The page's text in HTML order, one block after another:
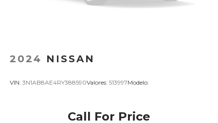
2024 NISSAN
VIN: 3N1AB8AE4RY388590Valores: 513997Modelo:
Call For Price